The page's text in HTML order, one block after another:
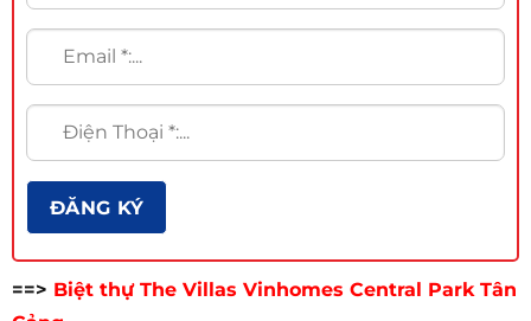
==> Biệt thự The Villas Vinhomes Central Park Tân